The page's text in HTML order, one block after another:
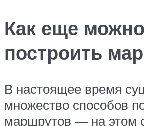
Как еще можно
построить
В настоящее время
множество способов
маршрутов — на этом